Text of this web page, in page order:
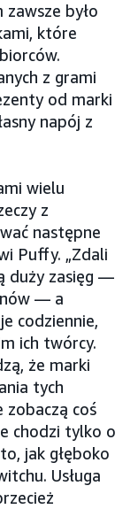
było
które
z grami
od marki
napój z
wielu
z
następne
Puffy. „Zdali
duży zasięg —
— a
codziennie,
ich twórcy.
że marki
tych
zobaczą coś
chodzi tylko o
jak głęboko
Usługa